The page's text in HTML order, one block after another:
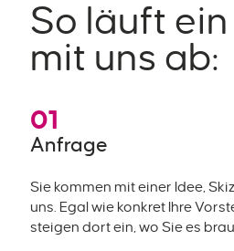
So läuft
mit uns ab:
01
Anfrage
Sie kommen mit einer Idee,
uns. Egal wie konkret Ihre
steigen dort ein, wo Sie es